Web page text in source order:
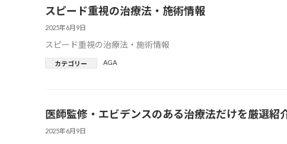
スピード重視の治療法・施術情報
2025年6月9日
スピード重視の治療法・施術情報
カテゴリー AGA
医師監修・エビデンスのある治療法だけを厳選紹
2025年6月9日